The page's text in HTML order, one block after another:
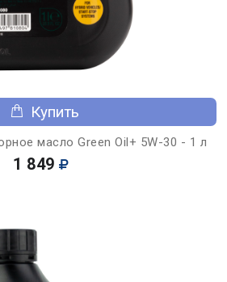
Купить
масло Green Oil+ 5W-30 - 1 л
1 849